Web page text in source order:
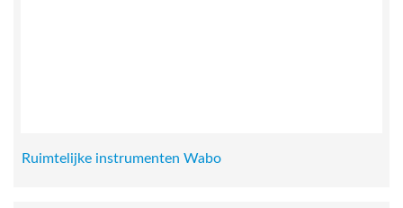
Ruimtelijke instrumenten Wabo